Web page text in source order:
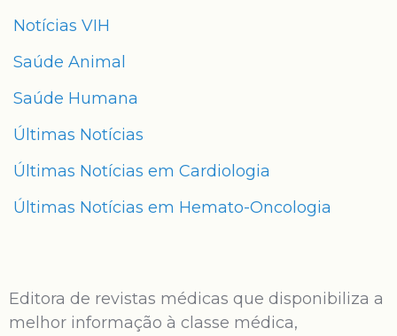
Notícias VIH
Saúde Animal
Saúde Humana
Últimas Notícias
Últimas Notícias em Cardiologia
Últimas Notícias em Hemato-Oncologia
Editora de revistas médicas que disponibiliza a
melhor informação à classe médica,